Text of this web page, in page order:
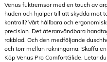
Venus fuktremsor med en touch av
huden och hjälper till att skydda mot
kontroll? Vårt hållbara och
precision. Det återanvändbara
rakblad. Och den medföljande
och torr mellan rakningarna. Skaffa
Köp Venus Pro ComfortGlide. Letar